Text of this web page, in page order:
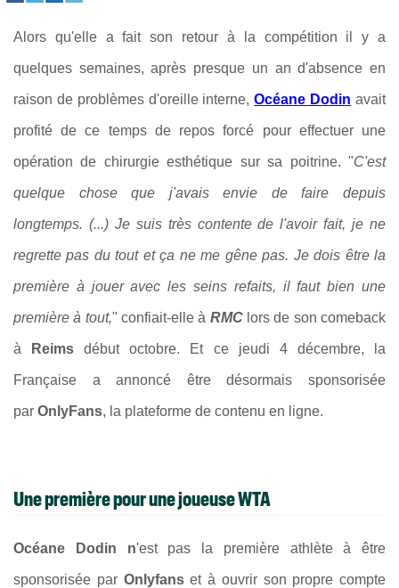
Alors qu'elle a fait son retour à la compétition il y a
quelques semaines, après presque un an d'absence en
raison de problèmes d'oreille interne,Océane Dodin avait
profitéde ce temps de repos forcé pour effectuer une
opération de chirurgie esthétique sur sa poitrine. "C'est
quelque chose que j'avais envie de faire depuis
longtemps. (...) Je suis très contente de l'avoir fait, je ne
regrette pas du tout et ça ne me gêne pas. Je dois être la
première à jouer avec les seins refaits, il faut bien une
première à tout," confiait-elle à RMC lors de son comeback
à Reims début octobre. Et ce jeudi 4 décembre, la
Française a annoncé être désormais sponsorisée
par OnlyFans, la plateforme de contenu en ligne.
Une première pour une joueuse WTA
Océane Dodin n'est pas la première athlète à être
sponsorisée par Onlyfanset à ouvrir son propre compte